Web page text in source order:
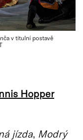
v titulní postavě
Hopper
jízda, Modrý